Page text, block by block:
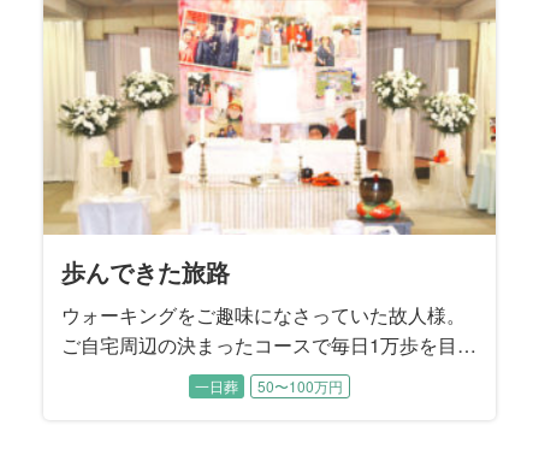
様が遺された『エンディングノート』の内容に
沿うかたちで、お式を進めていくことに決まり
ました。
歩んできた旅路
ウォーキングをご趣味になさっていた故人様。
ご自宅周辺の決まったコースで毎日1万歩を目標
に歩かれていたこともあり、88歳で旅立たれる
直前まで大きなご病気をすることなくお過ごし
一日葬 50〜100万円